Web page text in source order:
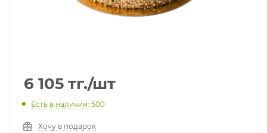
6 105 тг./шт
Есть в наличии: 500
Хочу в подарок